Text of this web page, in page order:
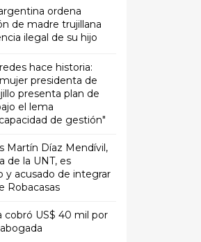
ordena
de madre trujillana
ilegal de su hijo
hace historia:
presidenta de
presenta plan de
el lema
de gestión"
Martín Díaz Mendívil,
de la UNT, es
y acusado de integrar
Robacasas
cobró US$ 40 mil por